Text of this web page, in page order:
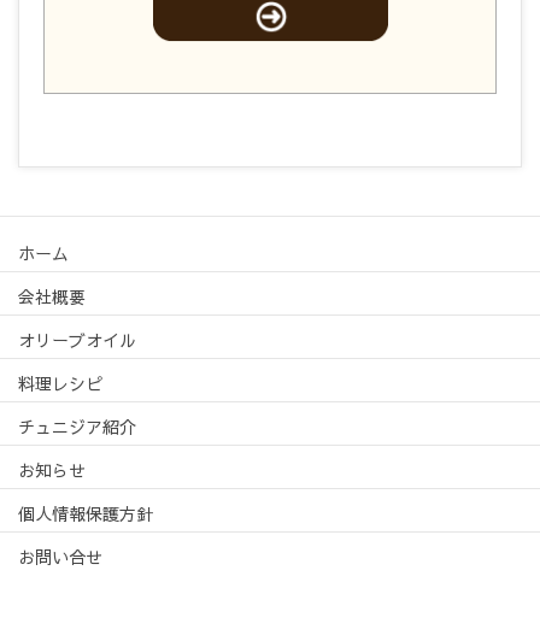
ホーム
会社概要
オリーブオイル
料理レシピ
チュニジア紹介
お知らせ
個人情報保護方針
お問い合せ